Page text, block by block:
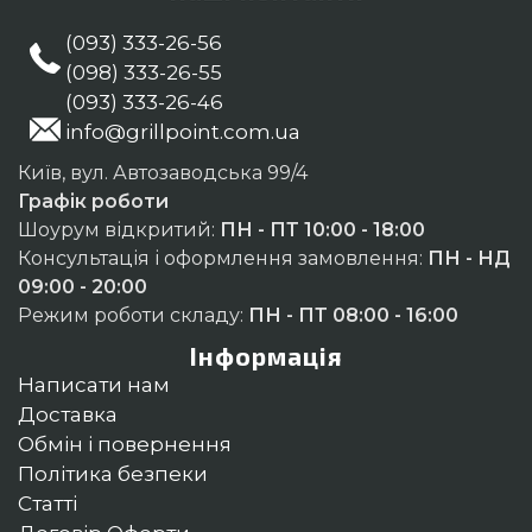
(093) 333-26-56
(098) 333-26-55
(093) 333-26-46
info@grillpoint.com.ua
Київ, вул. Автозаводська 99/4
Графік роботи
Шоурум відкритий: ПН - ПТ 10:00 - 18:00
Консультація і оформлення замовлення: ПН - НД
09:00 - 20:00
Режим роботи складу: ПН - ПТ 08:00 - 16:00
Інформація
Написати нам
Доставка
Обмін і повернення
Політика безпеки
Статті